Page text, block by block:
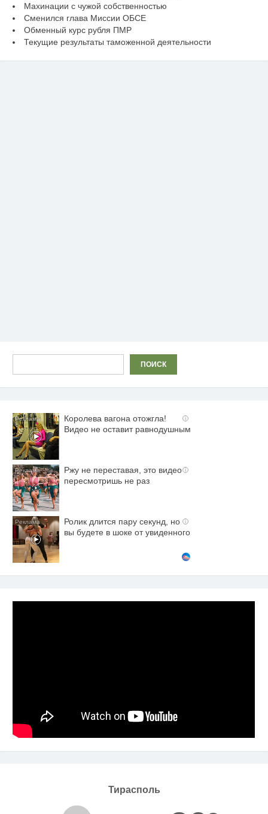
Махинации с чужой собственностью
Сменился глава Миссии ОБСЕ
Обменный курс рубля ПМР
Текущие результаты таможенной деятельности
ПОИСК
i
Королева вагона отожгла!
Видео не оставит равнодушным
i
Ржу не переставая, это видео
пересмотришь не раз
i
Ролик длится пару секунд, но
вы будете в шоке от увиденного
Тирасполь